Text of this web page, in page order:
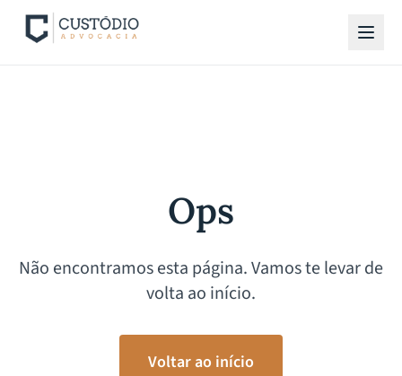
Ops
Não encontramos esta página. Vamos te levar de
volta ao início.
Voltar ao início